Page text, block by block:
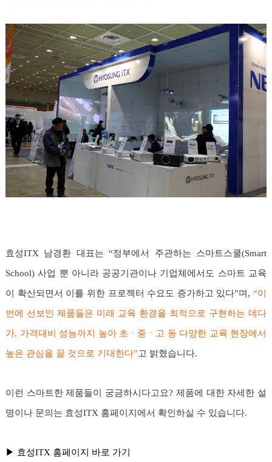
효성ITX 남경환 대표는 “정부에서 주관하는 스마트스쿨(Smart
School) 사업 뿐 아니라 공공기관이나 기업체에서도 스마트 교육
이 확산되면서 이를 위한 프로젝터 수요도 증가하고 있다”며, “이
번에 선보인 제품들은 미래 교육 환경을 최적으로 구현하는 데다
가, 가격대비 성능까지 높아 초ㆍ중ㆍ고 등 다양한 교육 현장에서
높은 관심을 끌 것으로 기대한다”고 밝혔습니다.
이런 스마트한 제품들이 궁금하시다고요? 제품에 대한 자세한 설
명이나 문의는 효성ITX 홈페이지에서 확인하실 수 있습니다.
▶ 효성ITX 홈페이지 바로 가기